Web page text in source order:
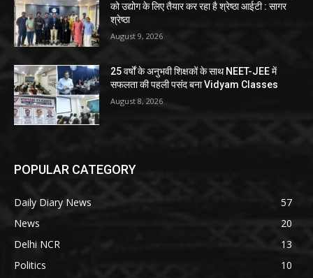
को उद्योग के लिए तैयार कर रहा है श्रेष्ठा आईटी : सागर
श्रेष्ठा
August 9, 2026
25 वर्षों के अनुभवी शिक्षकों के साथ NEET-JEE में
सफलता की पहली पसंद बना Vidyam Classes
August 8, 2026
POPULAR CATEGORY
Daily Diary News
57
News
20
Delhi NCR
13
Politics
10